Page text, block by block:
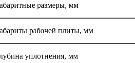
размеры, мм
рабочей плиты, мм
уплотнения, мм